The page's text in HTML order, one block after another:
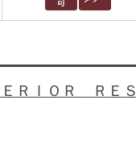
取り表示
ＲＩＯＲ ＲＥＳ